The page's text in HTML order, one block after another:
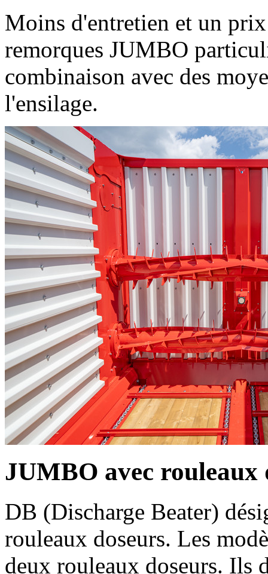
Moins d'entretien et un
remorques JUMBO
combinaison avec des
l'ensilage.
JUMBO avec rouleaux
DB (Discharge Beater)
rouleaux doseurs. Les
deux rouleaux doseurs. Ils